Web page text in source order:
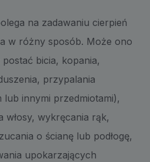
na zadawaniu cierpień
w różny sposób. Może ono
bicia, kopania,
przypalania
lub innymi przedmiotami),
włosy, wykręcania rąk,
o ścianę lub podłogę,
upokarzających